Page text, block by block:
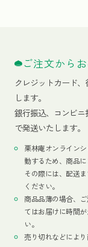
ご注文から
クレジットカード、
します。
銀行振込、コンビ
で発送いたします。
栗林庵オンライン
動するため、商品
その際には、配送
ください。
商品品薄の場合、
てはお届けに時間
い。
売り切れなどによ